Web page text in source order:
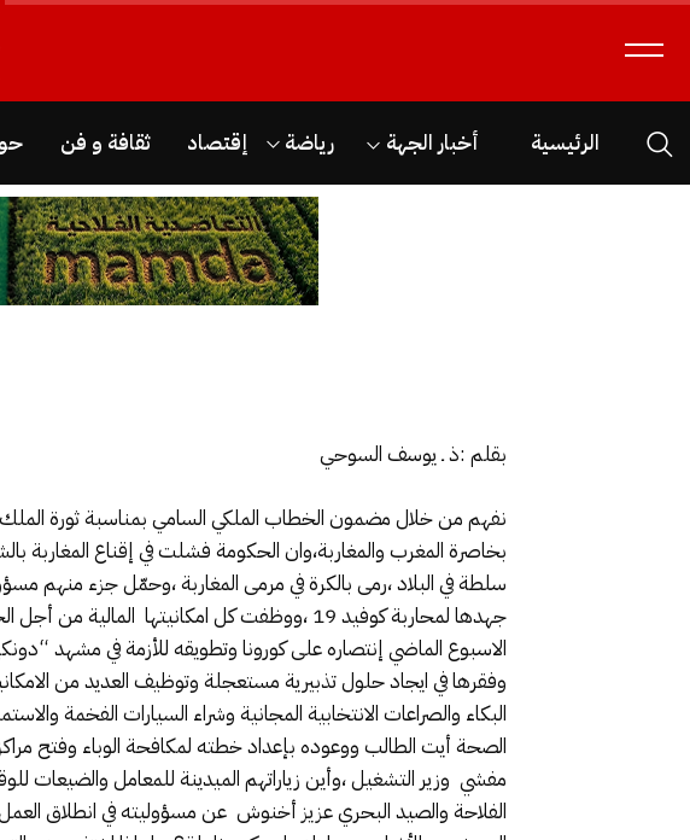
الرئيسية أخبار الجهة رياضة إقتصاد ثقافة و فن
بقلم :ذ ـ يوسف السوحي
بخاصرة المغرب والمغاربة،وان الحكومة فشلت في إقناع المغاربة
سلطة في البلاد ،رمى بالكرة في مرمى المغاربة ،وحمّل جزء منهم
جهدها لمحاربة كوفيد 19 ،ووظفت كل امكانيتها
الاسبوع الماضي إنتصاره على كورونا وتطويقه للأزمة في مشهد
وفقرها في ايجاد حلول تذبيرية مستعجلة وتوظيف العديد من
البكاء والصراعات الانتخابية المجانية وشراء السيارات الفخمة
الصحة أيت الطالب ووعوده بإعداد خطته لمكافحة الوباء وفتح
مفشي وزير التشغيل ،وأين زياراتهم الميدينة للمعامل
الفلاحة والصيد البحري عزيز أخنوش عن مسؤوليته في انطلاق